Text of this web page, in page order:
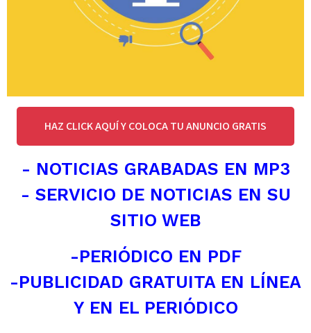
HAZ CLICK AQUÍ Y COLOCA TU ANUNCIO GRATIS
- NOTICIAS GRABADAS EN MP3
- SERVICIO DE NOTICIAS EN SU
SITIO WEB
-PERIÓDICO EN PDF
-PUBLICIDAD GRATUITA EN LÍNEA
Y EN EL PERIÓDICO